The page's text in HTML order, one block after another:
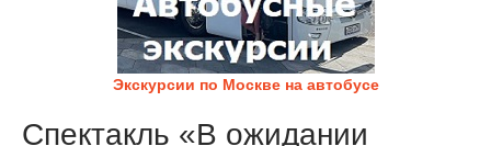
Экскурсии по Москве на автобусе
Спектакль «В ожидании